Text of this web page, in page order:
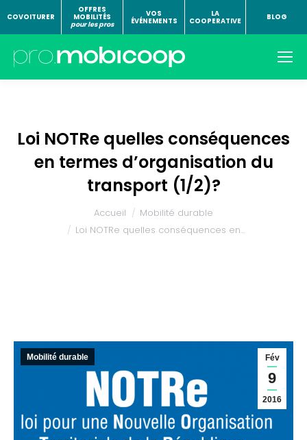
COVOITURER
OFFRES
MOBILITÉS
pour les pros
VOS
ÉVÉNEMENTS
LA
COOPERATIVE
BLOG
Loi NOTRe quelles conséquences
en termes d’organisation du
transport (1/2)?
Accueil
Mobilité durable
Loi NOTRe quelles conséquences en…
Fév
9
2016
Mobilité durable